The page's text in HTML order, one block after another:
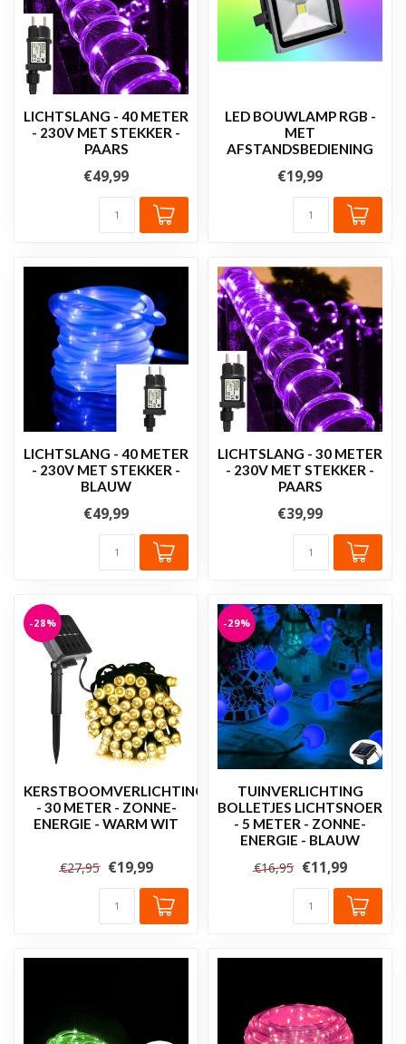
LICHTSLANG - 40 METER
- 230V MET STEKKER -
PAARS
€49,99
LED BOUWLAMP RGB -
MET
AFSTANDSBEDIENING
€19,99
LICHTSLANG - 40 METER
- 230V MET STEKKER -
BLAUW
€49,99
LICHTSLANG - 30 METER
- 230V MET STEKKER -
PAARS
€39,99
-28%
KERSTBOOMVERLICHTING
- 30 METER - ZONNE-
ENERGIE - WARM WIT
€27,95 €19,99
-29%
TUINVERLICHTING
BOLLETJES LICHTSNOER
- 5 METER - ZONNE-
ENERGIE - BLAUW
€16,95 €11,99